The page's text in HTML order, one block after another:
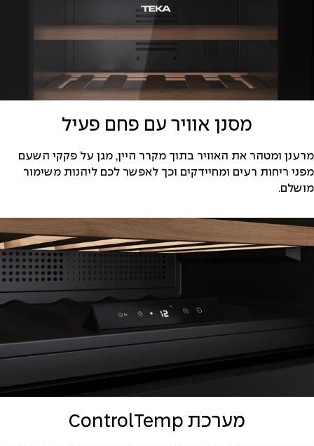
מסנן אוויר עם פחם פעיל
מרענן ומטהר את האוויר בתוך מקרר היין, מגן על פקקי השעם
מפני ריחות רעים ומחיידקים וכך לאפשר לכם ליהנות משימור
מושלם.
מערכת ControlTemp